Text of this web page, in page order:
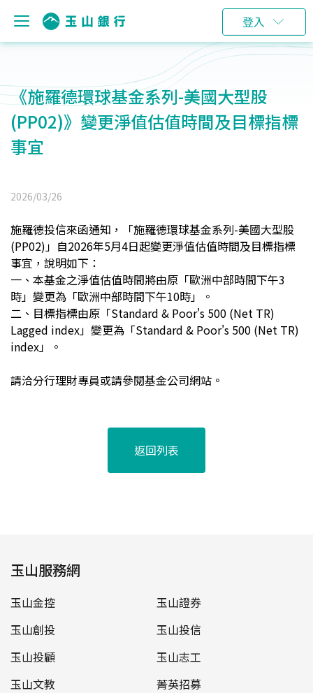
登入
《施羅德環球基金系列-美國大型股
(PP02)》變更淨值估值時間及目標指標
事宜
2026/03/26
施羅德投信來函通知，「施羅德環球基金系列-美國大型股
(PP02)」自2026年5月4日起變更淨值估值時間及目標指標
事宜，說明如下：
一、 本基金之淨值估值時間將由原「歐洲中部時間下午3
時」變更為「歐洲中部時間下午10時」。
二、 目標指標由原「Standard & Poor's 500 (Net TR)
Lagged index」變更為「Standard & Poor's 500 (Net TR)
index」。
請洽分行理財專員或請參閱基金公司網站。
返回列表
玉山服務網
玉山金控
玉山證券
玉山創投
玉山投信
玉山投顧
玉山志工
玉山文教
菁英招募